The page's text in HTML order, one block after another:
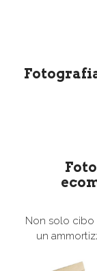
Non solo cibo
un